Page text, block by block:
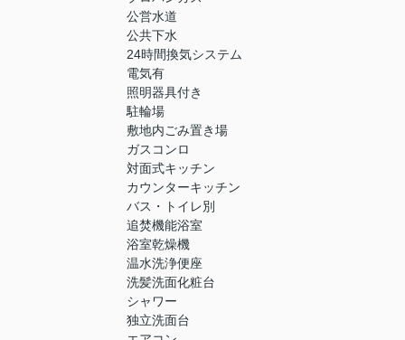
公営水道
公共下水
24時間換気システム
電気有
照明器具付き
駐輪場
敷地内ごみ置き場
ガスコンロ
対面式キッチン
カウンターキッチン
バス・トイレ別
追焚機能浴室
浴室乾燥機
温水洗浄便座
洗髪洗面化粧台
シャワー
独立洗面台